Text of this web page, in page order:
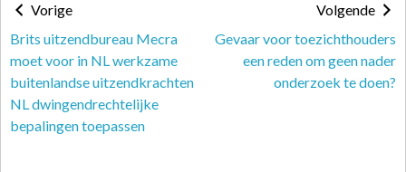
Vorige
Brits uitzendbureau Mecra
moet voor in NL werkzame
buitenlandse uitzendkrachten
NL dwingendrechtelijke
bepalingen toepassen
Volgende
Gevaar voor toezichthouders
een reden om geen nader
onderzoek te doen?